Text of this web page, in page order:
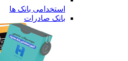
استخدامی بانک ها
بانک صادرات